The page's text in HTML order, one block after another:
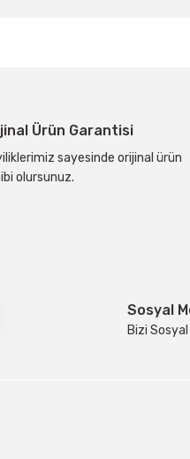
Ürün Garantisi
sayesinde orijinal ürün
olursunuz.
Sosyal
Bizi